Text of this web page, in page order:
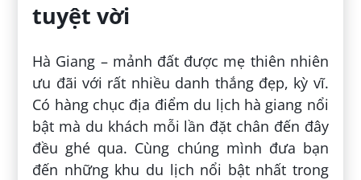
tuyệt vời
Hà Giang – mảnh đất được mẹ thiên nhiên
ưu đãi với rất nhiều danh thắng đẹp, kỳ vĩ.
Có hàng chục địa điểm du lịch hà giang nổi
bật mà du khách mỗi lần đặt chân đến đây
đều ghé qua. Cùng chúng mình đưa bạn
đến những khu du lịch nổi bật nhất trong